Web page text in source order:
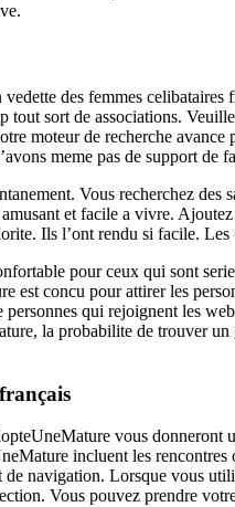
des femmes
sort de associations.
moteur de recherche
meme pas de support de
Vous recherchez
et facile a vivre.
Ils l’ont rendu si facile.
pour ceux qui sont
concu pour attirer les
qui rejoignent les
la probabilite de trouver
vous
incluent les
navigation. Lorsque vous
Vous pouvez prendre